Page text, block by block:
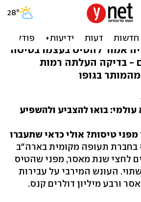
משנה שיכור
שנת מאסר
אמור להטיס בעצמו בטיסה
נוסעים - בדיקה העלתה רמות
בגופו
בואו להצביע ולהשפיע
טיסות? אולי כדאי שתעברו
בחברת תעופה מקומית בארה"ב
לחצי שנת מאסר, מפני שהטיס
העונש המירבי על עבירות